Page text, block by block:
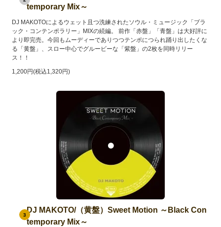
temporary Mix～
DJ MAKOTOによるウェット且つ洗練されたソウル・ミュージック「ブラ
ック・コンテンポラリー」MIXの続編。 前作「赤盤」「青盤」は大好評に
より即完売。今回もムーディーでありつつテンポにつられ踊り出したくな
る「黄盤」、スロー中心でグルービーな「紫盤」の2枚を同時リリー
ス！！
1,200円(税込1,320円)
3
DJ MAKOTO/（黄盤）Sweet Motion ～Black Con
temporary Mix～